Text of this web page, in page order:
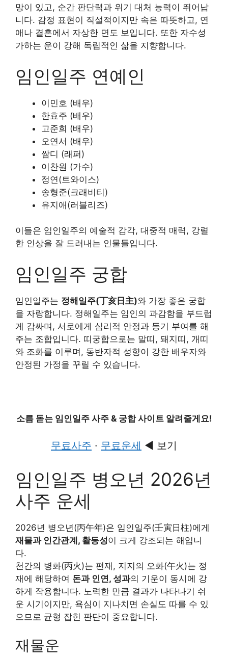
망이 있고, 순간 판단력과 위기 대처 능력이 뛰어납
니다. 감정 표현이 직설적이지만 속은 따뜻하고, 연
애나 결혼에서 자상한 면도 보입니다. 또한 자수성
가하는 운이 강해 독립적인 삶을 지향합니다.
임인일주 연예인
이민호 (배우)
한효주 (배우)
고준희 (배우)
오연서 (배우)
쌈디 (래퍼)
이찬원 (가수)
정연(트와이스)
송형준(크래비티)
유지애(러블리즈)
이들은 임인일주의 예술적 감각, 대중적 매력, 강렬
한 인상을 잘 드러내는 인물들입니다.
임인일주 궁합
임인일주는 정해일주(丁亥日主)와 가장 좋은 궁합
을 자랑합니다. 정해일주는 임인의 과감함을 부드럽
게 감싸며, 서로에게 심리적 안정과 동기 부여를 해
주는 조합입니다. 띠궁합으로는 말띠, 돼지띠, 개띠
와 조화를 이루며, 동반자적 성향이 강한 배우자와
안정된 가정을 꾸릴 수 있습니다.
소름 돋는 임인일주 사주 & 궁합 사이트 알려줄게요!
무료사주 · 무료운세 ◀ 보기
임인일주 병오년 2026년
사주 운세
2026년 병오년(丙午年)은 임인일주(壬寅日柱)에게
재물과 인간관계, 활동성이 크게 강조되는 해입니
다.
천간의 병화(丙火)는 편재, 지지의 오화(午火)는 정
재에 해당하여 돈과 인연, 성과의 기운이 동시에 강
하게 작용합니다. 노력한 만큼 결과가 나타나기 쉬
운 시기이지만, 욕심이 지나치면 손실도 따를 수 있
으므로 균형 잡힌 판단이 중요합니다.
재물운